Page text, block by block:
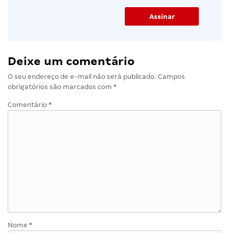
Deixe um comentário
O seu endereço de e-mail não será publicado. Campos
obrigatórios são marcados com *
Comentário *
Nome *